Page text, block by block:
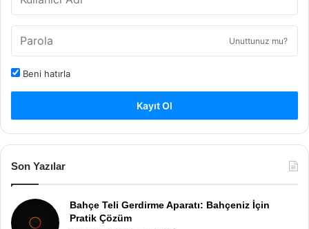
Unuttunuz mu?
Beni hatırla
Kayıt Ol
Son Yazılar
Bahçe Teli Gerdirme Aparatı: Bahçeniz İçin
Pratik Çözüm